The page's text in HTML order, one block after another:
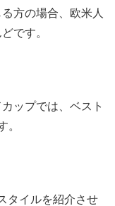
方の場合、欧米人
です。
ップでは、ベスト
。
タイルを紹介させ